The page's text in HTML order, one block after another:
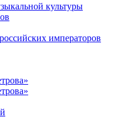
культуры
императоров